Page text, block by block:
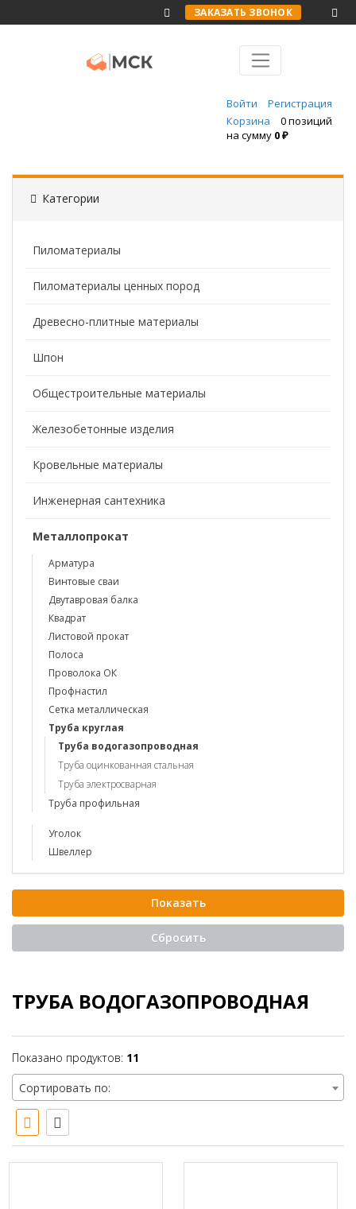
ЗАКАЗАТЬ ЗВОНОК
Войти
Регистрация
Корзина
0 позиций
на сумму 0 ₽
Категории
Пиломатериалы
Пиломатериалы ценных пород
Древесно-плитные материалы
Шпон
Общестроительные материалы
Железобетонные изделия
Кровельные материалы
Инженерная сантехника
Металлопрокат
Арматура
Винтовые сваи
Двутавровая балка
Квадрат
Листовой прокат
Полоса
Проволока ОК
Профнастил
Сетка металлическая
Труба круглая
Труба водогазопроводная
Труба оцинкованная стальная
Труба электросварная
Труба профильная
Уголок
Швеллер
ТРУБА ВОДОГАЗОПРОВОДНАЯ
Показано продуктов: 11
Сортировать по: